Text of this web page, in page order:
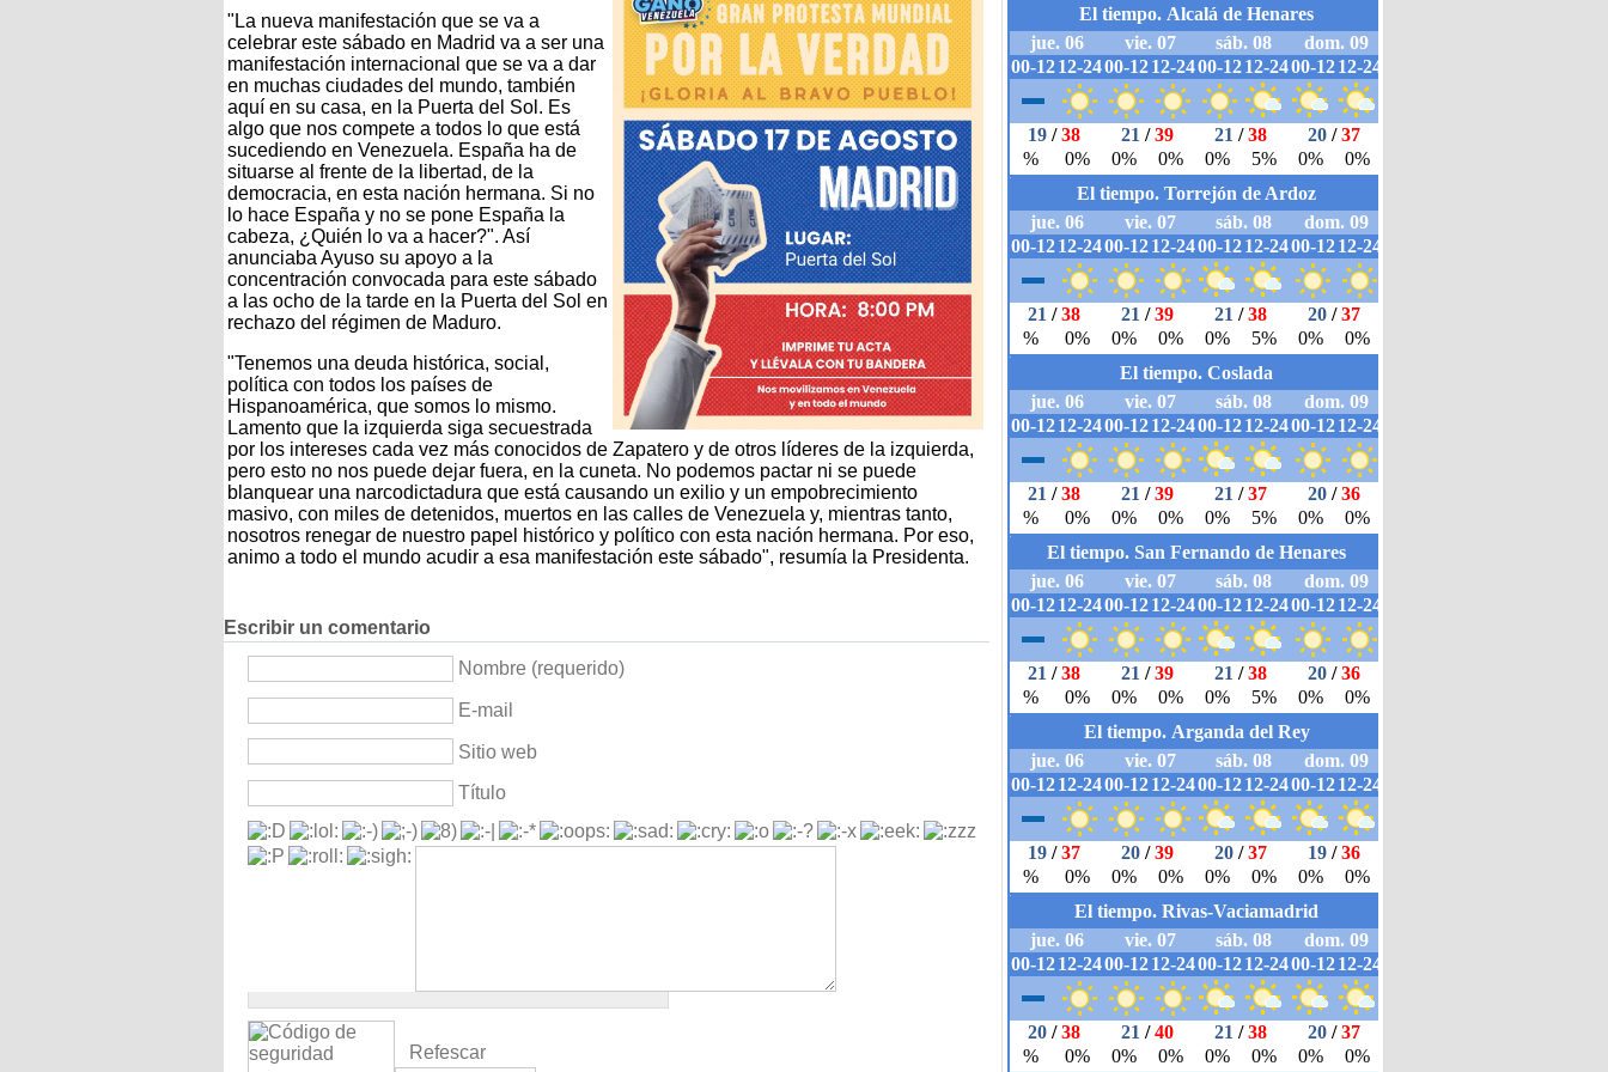
"La nueva manifestación que se va a
celebrar este sábado en Madrid va a ser una
manifestación internacional que se va a dar
en muchas ciudades del mundo, también
aquí en su casa, en la Puerta del Sol. Es
algo que nos compete a todos lo que está
sucediendo en Venezuela. España ha de
situarse al frente de la libertad, de la
democracia, en esta nación hermana. Si no
lo hace España y no se pone España la
cabeza, ¿Quién lo va a hacer?". Así
anunciaba Ayuso su apoyo a la
concentración convocada para este sábado
a las ocho de la tarde en la Puerta del Sol en
rechazo del régimen de Maduro.
"Tenemos una deuda histórica, social,
política con todos los países de
Hispanoamérica, que somos lo mismo.
Lamento que la izquierda siga secuestrada
por los intereses cada vez más conocidos de Zapatero y de otros líderes de la izquierda,
pero esto no nos puede dejar fuera, en la cuneta. No podemos pactar ni se puede
blanquear una narcodictadura que está causando un exilio y un empobrecimiento
masivo, con miles de detenidos, muertos en las calles de Venezuela y, mientras tanto,
nosotros renegar de nuestro papel histórico y político con esta nación hermana. Por eso,
animo a todo el mundo acudir a esa manifestación este sábado", resumía la Presidenta.
Escribir un comentario
Nombre (requerido)
E-mail
Sitio web
Título
Refescar